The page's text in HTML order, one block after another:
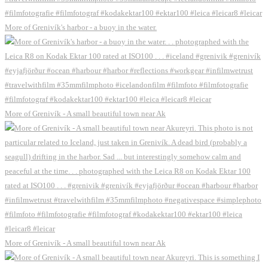
More of Grenivík's harbor - a buoy in the water.
More of Grenivík - A small beautiful town near Ak
More of Grenivík - A small beautiful town near Ak